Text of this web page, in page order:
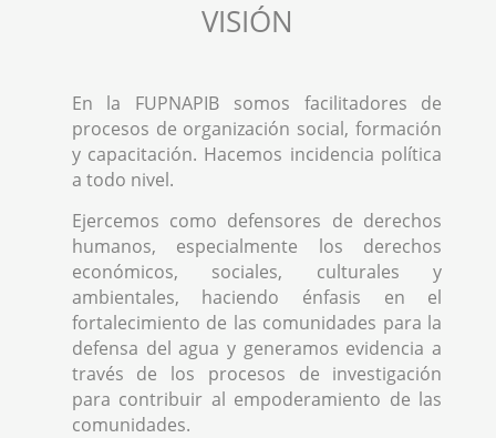
VISIÓN
En la FUPNAPIB somos facilitadores de
procesos de organización social, formación
y capacitación. Hacemos incidencia política
a todo nivel.
Ejercemos como defensores de derechos
humanos, especialmente los derechos
económicos, sociales, culturales y
ambientales, haciendo énfasis en el
fortalecimiento de las comunidades para la
defensa del agua y generamos evidencia a
través de los procesos de investigación
para contribuir al empoderamiento de las
comunidades.